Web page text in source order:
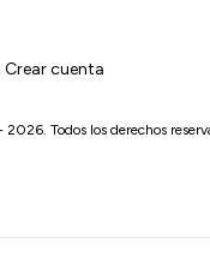
Crear cuenta
Todos los derechos